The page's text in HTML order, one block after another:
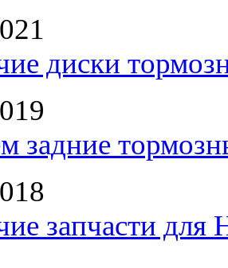
диски
задние
запчасти для